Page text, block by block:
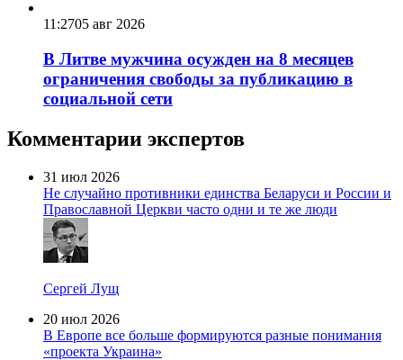
11:2705 авг 2026
В Литве мужчина осужден на 8 месяцев
ограничения свободы за публикацию в
социальной сети
Комментарии экспертов
31 июл 2026
Не случайно противники единства Беларуси и России и
Православной Церкви часто одни и те же люди
Сергей Лущ
20 июл 2026
В Европе все больше формируются разные понимания
«проекта Украина»